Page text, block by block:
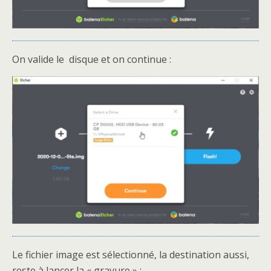
On valide le disque et on continue :
Le fichier image est sélectionné, la destination aussi,